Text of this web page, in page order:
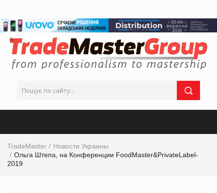
TradeMaster
Новости Украины
Ольга Штепа, на Конференции FoodMaster&PrivateLabel-
2019